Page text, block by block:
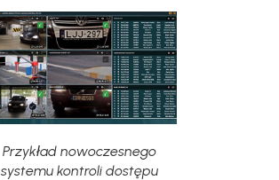
Przykład nowoczesnego
systemu kontroli dostępu